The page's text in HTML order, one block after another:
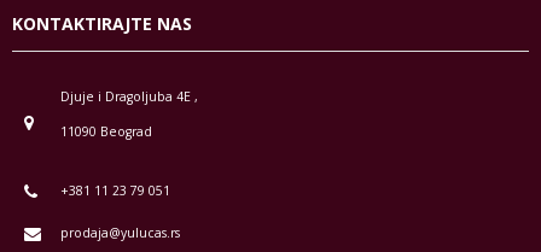
KONTAKTIRAJTE NAS
Djuje i Dragoljuba 4E ,
11090 Beograd
+381 11 23 79 051
prodaja@yulucas.rs